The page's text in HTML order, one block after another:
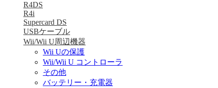
R4DS
R4i
Supercard DS
USBケーブル
Wii/Wii U周辺機器
Wii Uの保護
Wii/Wii U コントローラ
その他
バッテリー・充電器